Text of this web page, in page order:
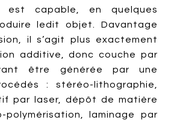
est capable, en quelques
ledit objet. Davantage
il s’agit plus exactement
additive, donc couche par
être générée par une
: stéréo-lithographie,
par laser, dépôt de matière
polymérisation, laminage par